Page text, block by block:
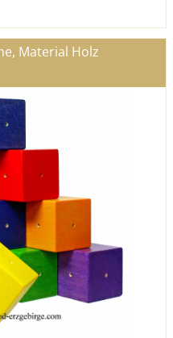
Material Holz